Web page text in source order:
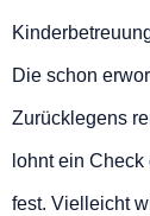
Die schon
Zurücklegens
lohnt ein
fest. Vielleicht